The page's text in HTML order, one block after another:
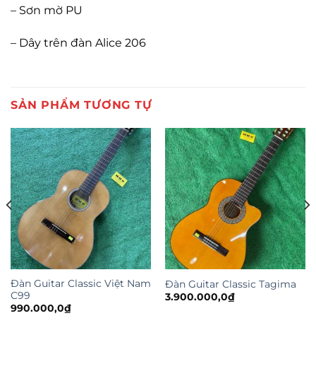
– Sơn mờ PU
– Dây trên đàn Alice 206
SẢN PHẨM TƯƠNG TỰ
Đàn Guitar Classic Việt Nam
C99
990.000,0₫
Đàn Guitar Classic Tagima
3.900.000,0₫